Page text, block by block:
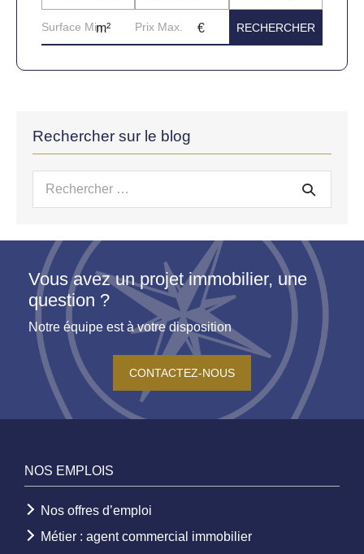
Rechercher sur le blog
Recherche
Vous avez un projet immobilier, une
question ?
Notre équipe est à votre disposition
CONTACTEZ-NOUS
NOS EMPLOIS
Nos offres d’emploi
Métier : agent commercial immobilier